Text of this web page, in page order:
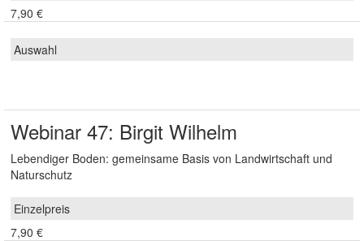
7,90 €
Webinar 47: Birgit Wilhelm
Lebendiger Boden: gemeinsame Basis von Landwirtschaft und
Naturschutz
7,90 €